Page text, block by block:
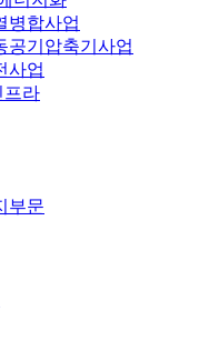
병합사업
공기압축기사업
사업
프라
부문